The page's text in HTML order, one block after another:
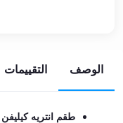
الوصف التقييمات